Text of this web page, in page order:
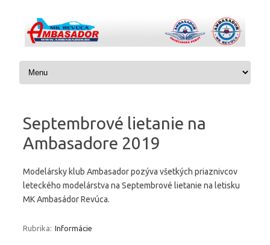
Preskočiť na obsah
Septembrové lietanie na
Ambasadore 2019
Modelársky klub Ambasador pozýva všetkých priaznivcov
leteckého modelárstva na Septembrové lietanie na letisku
MK Ambasádor Revúca.
Rubrika: Informácie